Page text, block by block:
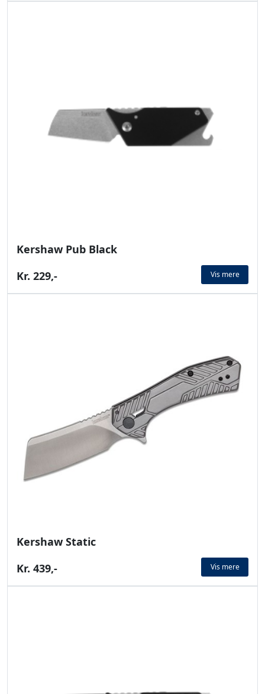
Kershaw Pub Black
Kr. 229,-
Vis mere
Kershaw Static
Kr. 439,-
Vis mere